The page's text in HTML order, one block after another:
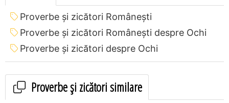
Proverbe și zicători Româneşti
Proverbe și zicători Româneşti despre Ochi
Proverbe și zicători despre Ochi
Proverbe și zicători similare